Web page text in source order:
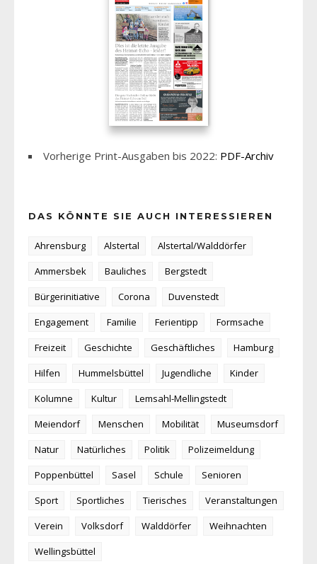
Vorherige Print-Ausgaben bis 2022: PDF-Archiv
DAS KÖNNTE SIE AUCH INTERESSIEREN
Ahrensburg Alstertal
Alstertal/Walddörfer
Ammersbek
Bauliches
Bergstedt
Bürgerinitiative
Corona
Duvenstedt
Engagement
Familie Ferientipp
Formsache
Freizeit
Geschichte Geschäftliches
Hamburg
Hilfen
Hummelsbüttel Jugendliche
Kinder
Kolumne
Kultur
Lemsahl-Mellingstedt
Meiendorf
Menschen Mobilität
Museumsdorf
Natur
Natürliches Politik
Polizeimeldung
Poppenbüttel
Sasel Schule
Senioren
Sport
Sportliches Tierisches
Veranstaltungen
Verein
Volksdorf Walddörfer
Weihnachten
Wellingsbüttel